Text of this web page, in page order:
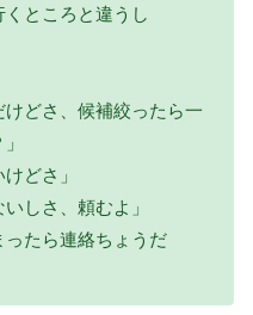
ところと違うし
どさ、候補絞ったら一
どさ」
しさ、頼むよ」
たら連絡ちょうだ